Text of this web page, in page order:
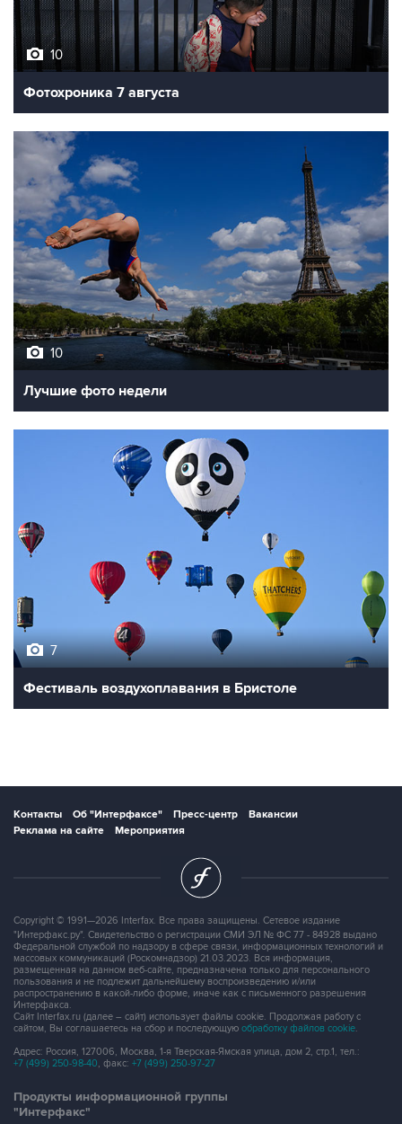
10
Фотохроника 7 августа
10
Лучшие фото недели
7
Фестиваль воздухоплавания в Бристоле
Контакты Об "Интерфаксе" Пресс-центр
Вакансии
Реклама на сайте
Мероприятия
Copyright © 1991—2026 Interfax. Все права защищены. Сетевое издание
"Интерфакс.ру". Свидетельство о регистрации СМИ ЭЛ № ФС 77 - 84928 выдано
Федеральной службой по надзору в сфере связи, информационных технологий и
массовых коммуникаций (Роскомнадзор) 21.03.2023. Вся информация,
размещенная на данном веб-сайте, предназначена только для персонального
пользования и не подлежит дальнейшему воспроизведению и/или
распространению в какой-либо форме, иначе как с письменного разрешения
Интерфакса.
Сайт Interfax.ru (далее – сайт) использует файлы cookie. Продолжая работу с
сайтом, Вы соглашаетесь на сбор и последующую обработку файлов cookie.
Адрес: Россия, 127006, Москва, 1-я Тверская-Ямская улица, дом 2, стр.1, тел.:
+7 (499) 250-98-40, факс: +7 (499) 250-97-27
Продукты информационной группы
"Интерфакс"